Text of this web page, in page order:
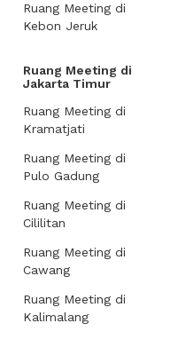
Ruang Meeting di
Kebon Jeruk
Ruang Meeting di
Jakarta Timur
Ruang Meeting di
Kramatjati
Ruang Meeting di
Pulo Gadung
Ruang Meeting di
Cililitan
Ruang Meeting di
Cawang
Ruang Meeting di
Kalimalang